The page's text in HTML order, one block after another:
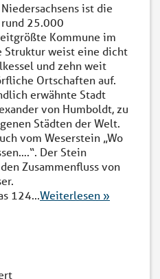
ist die
25.000
Kommune im
Struktur weist eine dicht
und zehn weit
Ortschaften auf.
erwähnte Stadt
von Humboldt, zu
Städten der Welt.
vom Weserstein „Wo
Der Stein
Zusammenfluss von
124...Weiterlesen »